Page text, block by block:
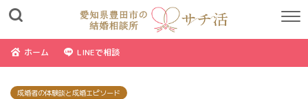
ホーム LINEで相談
成婚者の体験談と成婚エピソード